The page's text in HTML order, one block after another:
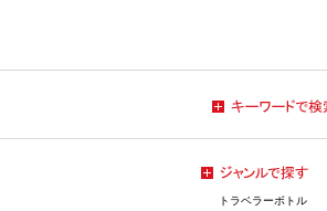
トラベラーボトル